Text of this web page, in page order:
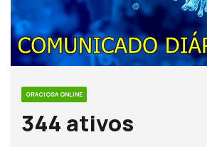
GRACIOSA ONLINE
344 ativos